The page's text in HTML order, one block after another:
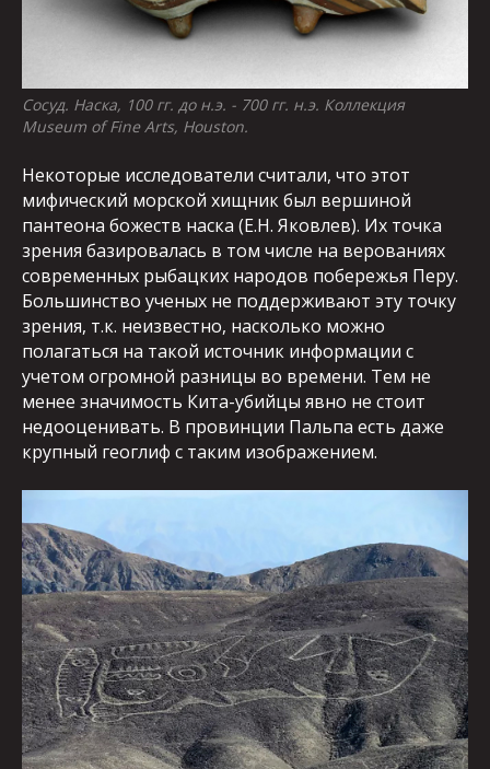
Сосуд. Наска, 100 гг. до н.э. - 700 гг. н.э. Коллекция
Museum of Fine Arts, Houston.
Некоторые исследователи считали, что этот
мифический морской хищник был вершиной
пантеона божеств наска (Е.Н. Яковлев). Их точка
зрения базировалась в том числе на верованиях
современных рыбацких народов побережья Перу.
Большинство ученых не поддерживают эту точку
зрения, т.к. неизвестно, насколько можно
полагаться на такой источник информации с
учетом огромной разницы во времени. Тем не
менее значимость Кита-убийцы явно не стоит
недооценивать. В провинции Пальпа есть даже
крупный геоглиф с таким изображением.